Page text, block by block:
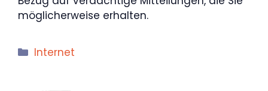
möglicherweise erhalten.
Kategorien
Internet